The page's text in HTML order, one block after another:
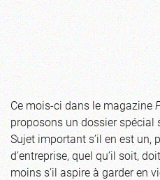
Ce mois-ci dans le magazine
proposons un dossier spécial
Sujet important s’il en est un,
d’entreprise, quel qu’il soit,
moins s’il aspire à garder en